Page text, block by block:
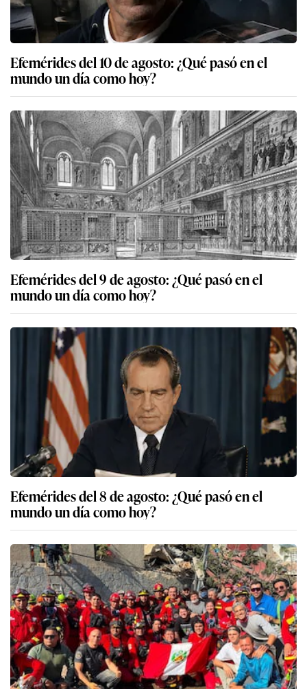
Efemérides del 10 de agosto: ¿Qué pasó en el
mundo un día como hoy?
Efemérides del 9 de agosto: ¿Qué pasó en el
mundo un día como hoy?
Efemérides del 8 de agosto: ¿Qué pasó en el
mundo un día como hoy?